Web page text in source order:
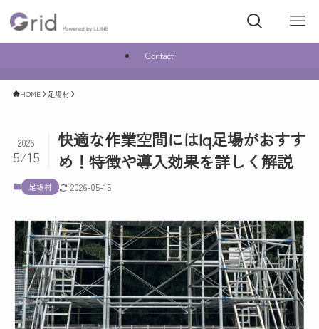
Contact
HOME 足場材
快適な作業空間にはIq足場がおすす
め！特徴や導入効果を詳しく解説
2026
5/15
足場材 2026-05-15